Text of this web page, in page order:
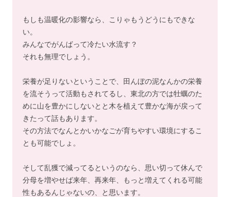
もしも温暖化の影響なら、こりゃもうどうにもできな
い。
みんなでがんばって冷たい水流す？
それも無理でしょう。
栄養が足りないということで、田んぼの泥なんかの栄養
を流そうって活動もされてるし、東北の方では牡蠣のた
めに山を豊かにしないとと木を植えて豊かな海が戻って
きたって話もあります。
その方法でなんとかいかなごが育ちやすい環境にするこ
とも可能でしょ。
そして乱獲で減ってるというのなら、思い切って休んで
分母を増やせば来年、再来年、もっと増えてくれる可能
性もあるんじゃないの、と思います。